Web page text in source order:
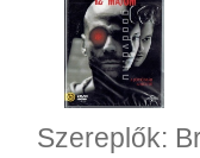
Szereplők: